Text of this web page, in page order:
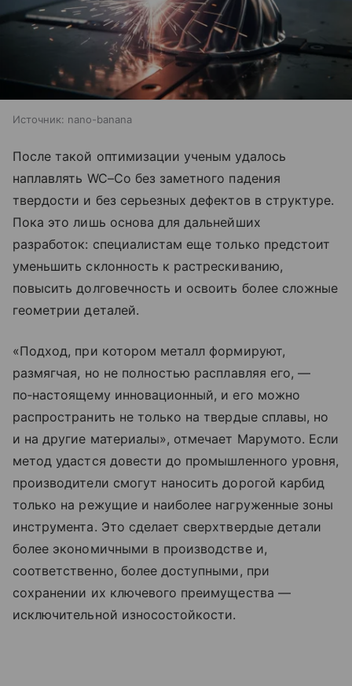
Источник: nano-banana
После такой оптимизации ученым удалось
наплавлять WC–Co без заметного падения
твердости и без серьезных дефектов в структуре.
Пока это лишь основа для дальнейших
разработок: специалистам еще только предстоит
уменьшить склонность к растрескиванию,
повысить долговечность и освоить более сложные
геометрии деталей.
«Подход, при котором металл формируют,
размягчая, но не полностью расплавляя его, —
по‑настоящему инновационный, и его можно
распространить не только на твердые сплавы, но
и на другие материалы», отмечает Марумото. Если
метод удастся довести до промышленного уровня,
производители смогут наносить дорогой карбид
только на режущие и наиболее нагруженные зоны
инструмента. Это сделает сверхтвердые детали
более экономичными в производстве и,
соответственно, более доступными, при
сохранении их ключевого преимущества —
исключительной износостойкости.